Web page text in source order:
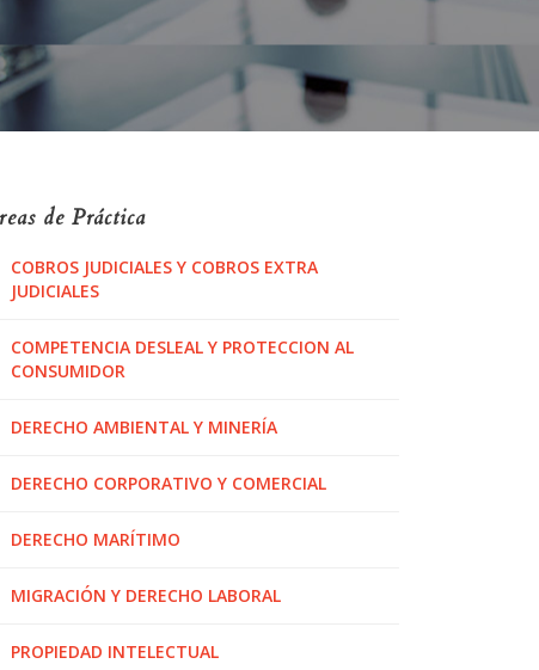
de Práctica
COBROS JUDICIALES Y COBROS EXTRA
JUDICIALES
COMPETENCIA DESLEAL Y PROTECCION AL
CONSUMIDOR
DERECHO AMBIENTAL Y MINERÍA
DERECHO CORPORATIVO Y COMERCIAL
DERECHO MARÍTIMO
MIGRACIÓN Y DERECHO LABORAL
PROPIEDAD INTELECTUAL